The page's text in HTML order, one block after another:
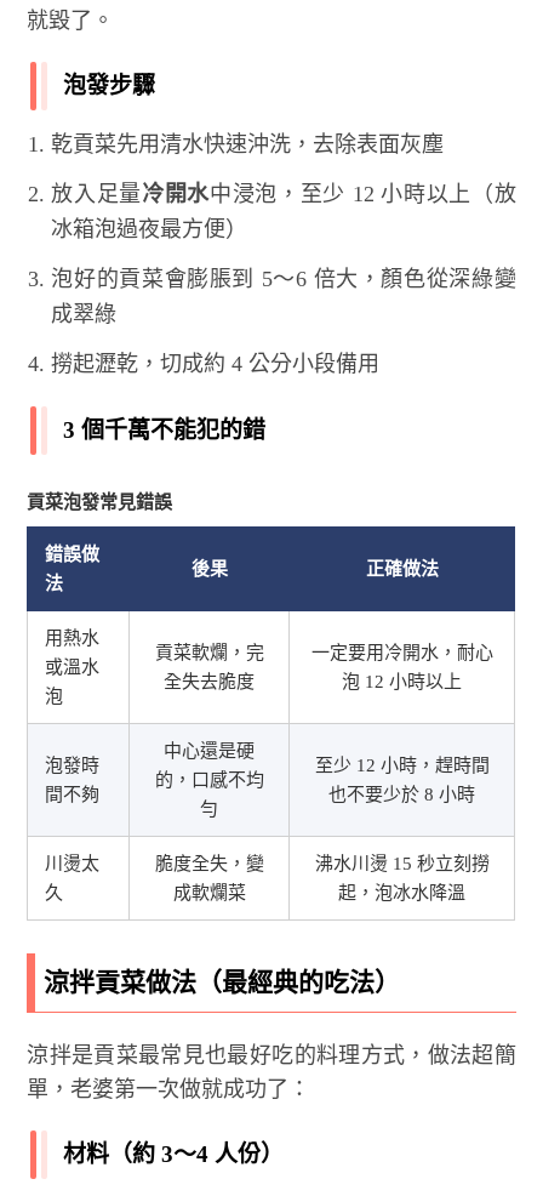
就毀了。
泡發步驟
乾貢菜先用清水快速沖洗，去除表面灰塵
放入足量冷開水中浸泡，至少 12 小時以上（放
冰箱泡過夜最方便）
泡好的貢菜會膨脹到 5～6 倍大，顏色從深綠變
成翠綠
撈起瀝乾，切成約 4 公分小段備用
3 個千萬不能犯的錯
貢菜泡發常見錯誤
錯誤做
法
後果 正確做法
用熱水
或溫水
泡
貢菜軟爛，完
全失去脆度
一定要用冷開水，耐心
泡 12 小時以上
泡發時
間不夠
中心還是硬
的，口感不均
勻
至少 12 小時，趕時間
也不要少於 8 小時
川燙太
久
脆度全失，變
成軟爛菜
沸水川燙 15 秒立刻撈
起，泡冰水降溫
涼拌貢菜做法（最經典的吃法）
涼拌是貢菜最常見也最好吃的料理方式，做法超簡
單，老婆第一次做就成功了：
材料（約 3～4 人份）